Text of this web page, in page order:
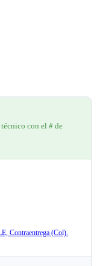
con el # de
Contraentrega (Col).